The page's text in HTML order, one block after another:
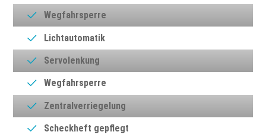
Wegfahrsperre
Lichtautomatik
Servolenkung
Wegfahrsperre
Zentralverriegelung
Scheckheft gepflegt